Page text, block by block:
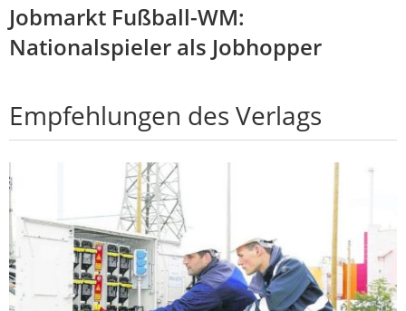
Jobmarkt Fußball-WM:
Nationalspieler als Jobhopper
Empfehlungen des Verlags